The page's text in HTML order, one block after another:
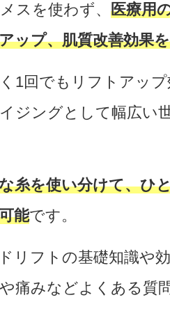
スを使わず、 医療用
ップ、肌質改善効果
1回でもリフトアッ
ジングとして幅広い
糸を使い分けて、ひ
能です。
リフトの基礎知識や
痛みなどよくある質